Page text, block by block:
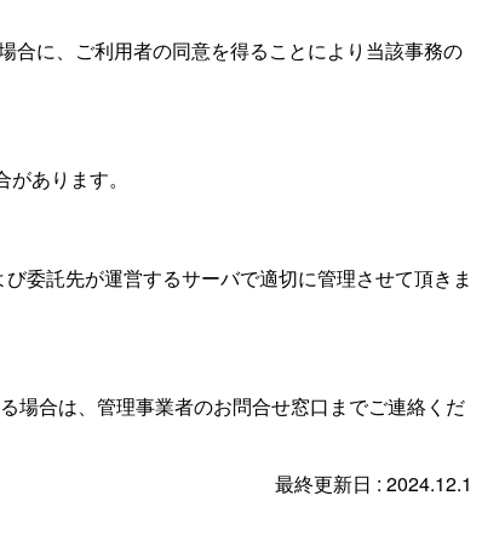
合に、ご利用者の同意を得ることにより当該事務の
あります。
委託先が運営するサーバで適切に管理させて頂きま
場合は、管理事業者のお問合せ窓口までご連絡くだ
最終更新日 : 2024.12.1